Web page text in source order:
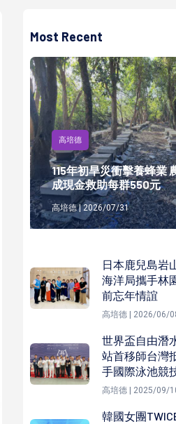
Most Recent
高培德
115年初旱災衝擊養蜂業
成現金救助每群550元
高培德 | 2026/07/31
日本鹿兒島岩
海洋局攜手林
前忘年情誼
高培德 | 2026/06/
世界盃自由潛
站首移師台灣
手國際泳池競
高培德 | 2025/09/
韓國女團